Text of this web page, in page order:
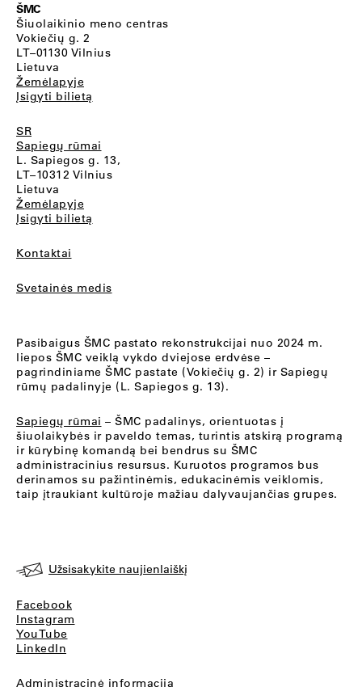
ŠMC
Šiuolaikinio meno centras
Vokiečių g. 2
LT–01130 Vilnius
Lietuva
Žemėlapyje
Įsigyti bilietą
SR
Sapiegų rūmai
L. Sapiegos g. 13,
LT–10312 Vilnius
Lietuva
Žemėlapyje
Įsigyti bilietą
Kontaktai
Svetainės medis
Pasibaigus ŠMC pastato rekonstrukcijai nuo 2024 m.
liepos ŠMC veiklą vykdo dviejose erdvėse –
pagrindiniame ŠMC pastate (Vokiečių g. 2) ir Sapiegų
rūmų padalinyje (L. Sapiegos g. 13).
Sapiegų rūmai – ŠMC padalinys, orientuotas į
šiuolaikybės ir paveldo temas, turintis atskirą programą
ir kūrybinę komandą bei bendrus su ŠMC
administracinius resursus. Kuruotos programos bus
derinamos su pažintinėmis, edukacinėmis veiklomis,
taip įtraukiant kultūroje mažiau dalyvaujančias grupes.
Užsisakykite naujienlaiškį
Facebook
Instagram
YouTube
LinkedIn
Administracinė informacija